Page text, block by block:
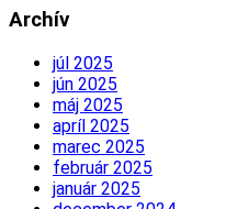
Archív
júl 2025
jún 2025
máj 2025
apríl 2025
marec 2025
február 2025
január 2025